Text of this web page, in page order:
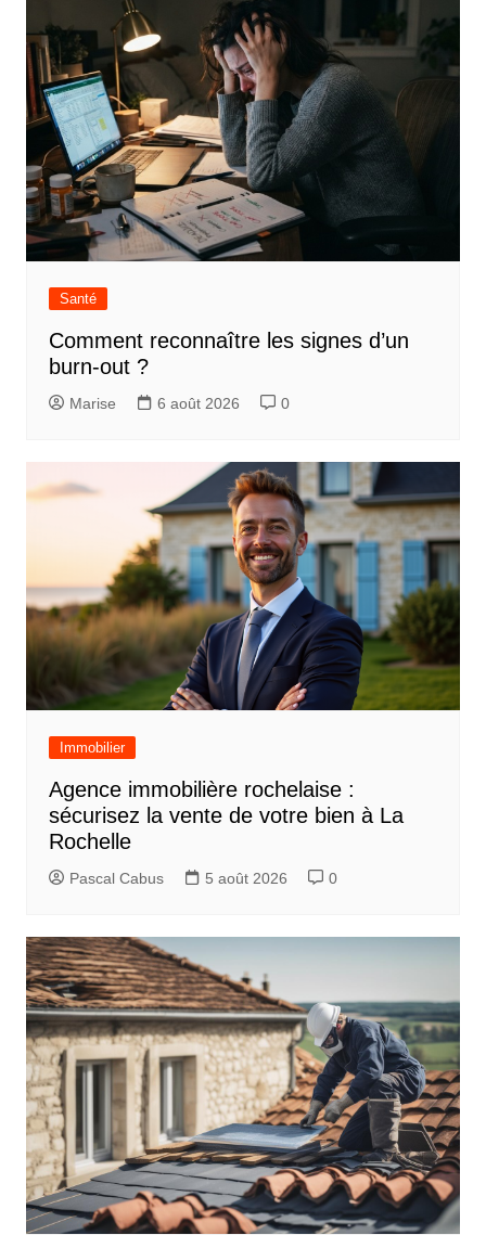
Santé
Comment reconnaître les signes d’un
burn-out ?
Marise 6 août 2026 0
Immobilier
Agence immobilière rochelaise :
sécurisez la vente de votre bien à La
Rochelle
Pascal Cabus 5 août 2026 0